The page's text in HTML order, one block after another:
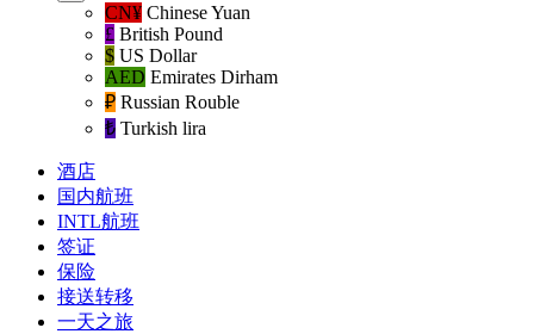
CN¥ Chinese Yuan
£ British Pound
$ US Dollar
AED Emirates Dirham
₽‎ Russian Rouble
₺‎ Turkish lira
酒店
国内航班
INTL航班
签证
保险
接送转移
一天之旅